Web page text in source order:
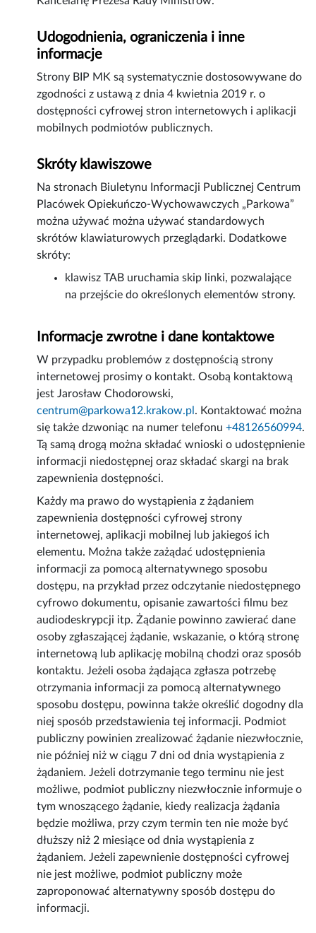
Udogodnienia, ograniczenia i inne
informacje
Strony BIP MK są systematycznie dostosowywane do
zgodności z ustawą z dnia 4 kwietnia 2019 r. o
dostępności cyfrowej stron internetowych i aplikacji
mobilnych podmiotów publicznych.
Skróty klawiszowe
Na stronach Biuletynu Informacji Publicznej Centrum
Placówek Opiekuńczo-Wychowawczych „Parkowa”
można używać można używać standardowych
skrótów klawiaturowych przeglądarki. Dodatkowe
skróty:
klawisz TAB uruchamia skip linki, pozwalające
na przejście do określonych elementów strony.
Informacje zwrotne i dane kontaktowe
W przypadku problemów z dostępnością strony
internetowej prosimy o kontakt. Osobą kontaktową
jestJarosław Chodorowski,
centrum@parkowa12.krakow.pl . Kontaktować można
się także dzwoniąc na numer telefonu+48126560994.
Tą samą drogą można składać wnioski o udostępnienie
informacji niedostępnej oraz składać skargi na brak
zapewnienia dostępności.
Każdy ma prawo do wystąpienia z żądaniem
zapewnienia dostępności cyfrowej strony
internetowej, aplikacji mobilnej lub jakiegoś ich
elementu. Można także zażądać udostępnienia
informacji za pomocą alternatywnego sposobu
dostępu, na przykład przez odczytanie niedostępnego
cyfrowo dokumentu, opisanie zawartości filmu bez
audiodeskrypcji itp. Żądanie powinno zawierać dane
osoby zgłaszającej żądanie, wskazanie, o którą stronę
internetową lub aplikację mobilną chodzi oraz sposób
kontaktu. Jeżeli osoba żądająca zgłasza potrzebę
otrzymania informacji za pomocą alternatywnego
sposobu dostępu, powinna także określić dogodny dla
niej sposób przedstawienia tej informacji. Podmiot
publiczny powinien zrealizować żądanie niezwłocznie,
nie później niż w ciągu 7 dni od dnia wystąpienia z
żądaniem. Jeżeli dotrzymanie tego terminu nie jest
możliwe, podmiot publiczny niezwłocznie informuje o
tym wnoszącego żądanie, kiedy realizacja żądania
będzie możliwa, przy czym termin ten nie może być
dłuższy niż 2 miesiące od dnia wystąpienia z
żądaniem. Jeżeli zapewnienie dostępności cyfrowej
nie jest możliwe, podmiot publiczny może
zaproponować alternatywny sposób dostępu do
informacji.